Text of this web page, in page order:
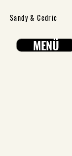
Sandy & Cedric
MENÜ